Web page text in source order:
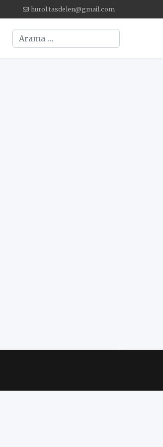
hurol.tasdelen@gmail.com
Arama